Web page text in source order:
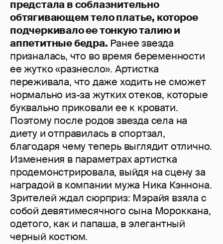
предстала в соблазнительно
обтягивающем тело платье, которое
подчеркивало ее тонкую талию и
аппетитные бедра. Ранее звезда
призналась, что во время беременности
ее жутко «разнесло». Артистка
переживала, что даже ходить не сможет
нормально из-за жутких отеков, которые
буквально приковали ее к кровати.
Поэтому после родов звезда села на
диету и отправилась в спортзал,
благодаря чему теперь выглядит отлично.
Изменения в параметрах артистка
продемонстрировала, выйдя на сцену за
наградой в компании мужа Ника Кэннона.
Зрителей ждал сюрприз: Мэрайя взяла с
собой девятимесячного сына Мороккана,
одетого, как и папаша, в элегантный
черный костюм.